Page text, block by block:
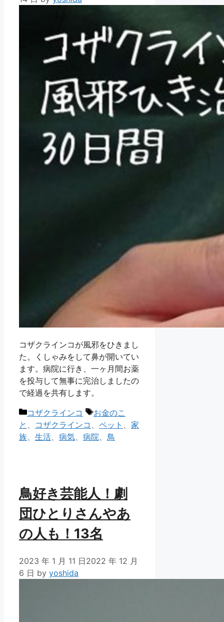
コザクラインコが風邪をひきまし
た。くしゃみをして鼻が開いてい
ます。病院に行き、一ヶ月間お薬
を投与して無事に完治しましたの
で経過を共有します。
カ
ゴ
コザクラインコ
タ
グ
お金のこ
と
コザクラインコ ペット
家
族
生活 病気 病院 鳥
鳥好き芸能人！劇
団ひとりさんやあ
の人も！13名
2023 年 1 月 11 日2022 年 12 月
6 日 by yoshida